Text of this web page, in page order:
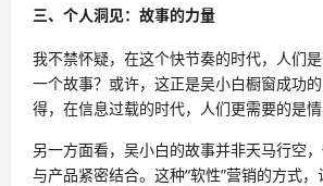
三、个人洞见：故事的力量
我不禁怀疑，在这个快节奏的时代，人们
一个故事？或许，这正是吴小白橱窗成功
得，在信息过载的时代，人们更需要的是情
另一方面看，吴小白的故事并非天马行空
与产品紧密结合。这种“软性”营销的方式